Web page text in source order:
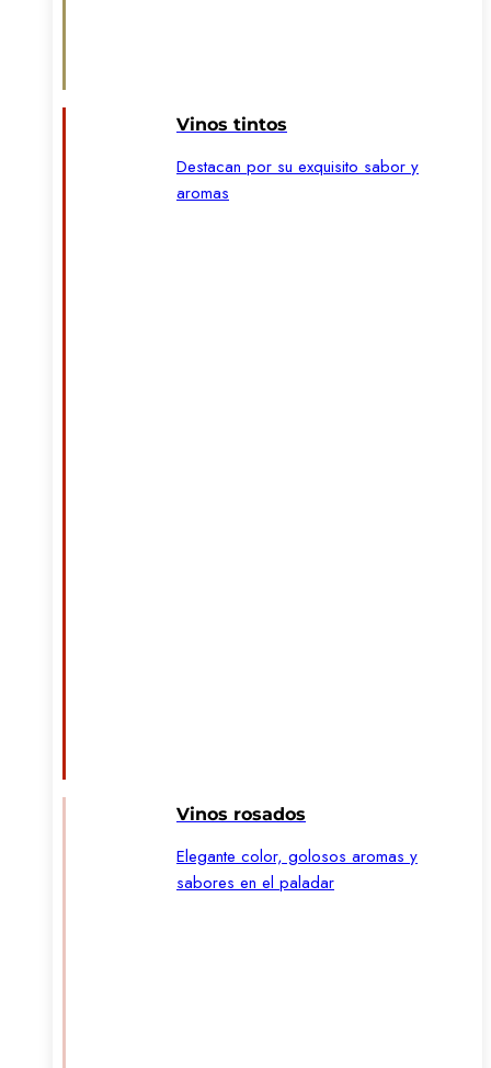
Vinos tintos
Destacan por su exquisito sabor y
aromas
Vinos rosados
Elegante color, golosos aromas y
sabores en el paladar